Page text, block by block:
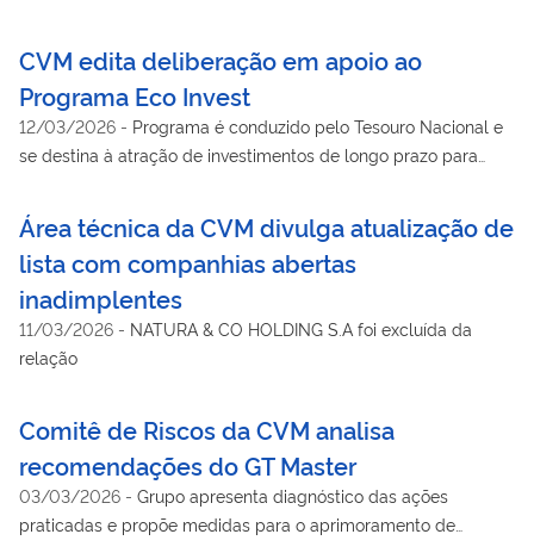
CVM edita deliberação em apoio ao
Programa Eco Invest
12/03/2026 - Programa é conduzido pelo Tesouro Nacional e
se destina à atração de investimentos de longo prazo para
Área técnica da CVM divulga atualização de
lista com companhias abertas
inadimplentes
11/03/2026 - NATURA & CO HOLDING S.A foi excluída da
relação
Comitê de Riscos da CVM analisa
recomendações do GT Master
03/03/2026 - Grupo apresenta diagnóstico das ações
praticadas e propõe medidas para o aprimoramento de